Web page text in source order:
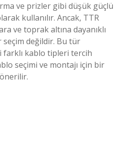
ve prizler gibi düşük güçlü
kullanılır. Ancak, TTR
ve toprak altına dayanıklı
seçim değildir. Bu tür
farklı kablo tipleri tercih
seçimi ve montajı için bir
önerilir.